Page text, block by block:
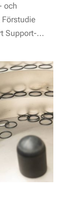
och
Support-...